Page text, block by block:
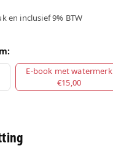
en inclusief 9% BTW
E-book met watermerk
€15,00